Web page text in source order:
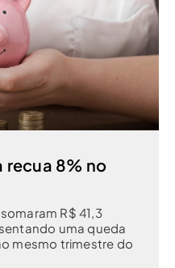
recua 8% no
R$ 41,3
uma queda
mesmo trimestre do